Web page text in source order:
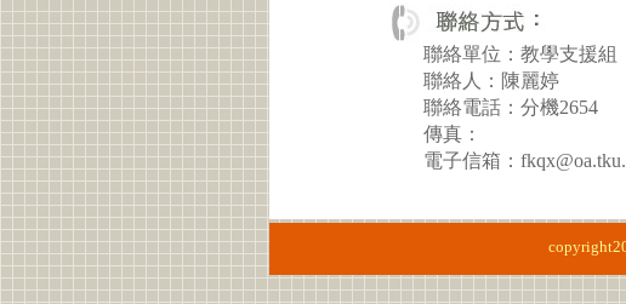
聯絡單位：教學支援組
聯絡人：陳麗婷
聯絡電話：分機2654
傳真：
電子信箱：